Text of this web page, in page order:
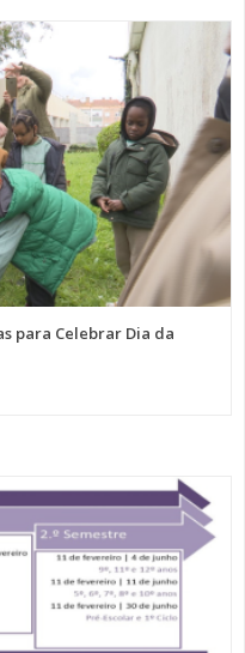
para Celebrar Dia da